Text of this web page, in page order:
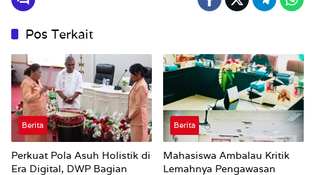
Pos Terkait
Berita
Perkuat Pola Asuh Holistik di
Era Digital, DWP Bagian
Berita
Mahasiswa Ambalau Kritik
Lemahnya Pengawasan